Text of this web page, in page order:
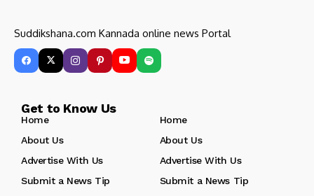
Suddikshana.com Kannada online news Portal
Get to Know Us
Home
Home
About Us
About Us
Advertise With Us
Advertise With Us
Submit a News Tip
Submit a News Tip